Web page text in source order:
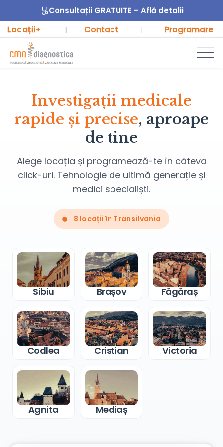
Consultații GRATUITE – Află detalii
Locații+ | Contact Programare
Investigații medicale
rapide și precise, aproape
de tine
Alege locația și programează-te în câteva
click-uri. Tehnologie de ultimă generație și
medici specialiști.
8 locații în Transilvania
Sibiu Brașov Făgăraș
Codlea Cristian Victoria
Agnita Mediaș